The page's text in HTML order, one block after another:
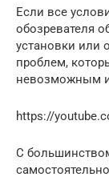
Если все
обозревателя
установки или
проблем,
невозможным
https://
С